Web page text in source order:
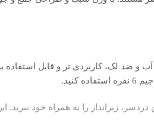
پوشش ضد آب و ضد لک، کاربردی تر و قابل
زیرانداز را به همراه خود ببرید.